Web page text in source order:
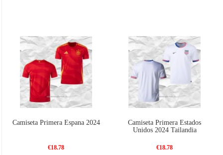
Camiseta Primera Espana 2024
€18.78
Camiseta Primera Estados
Unidos 2024 Tailandia
€18.78